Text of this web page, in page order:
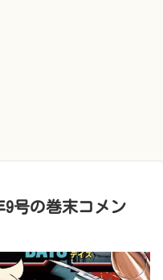
9号の巻末コメン